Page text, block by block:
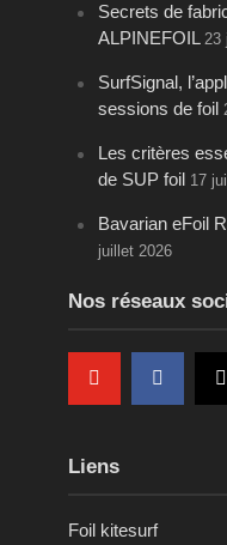
Secrets de
ALPINEFOIL 23
SurfSignal,
sessions de foil
Les critères
de SUP foil 17
Bavarian eFoil
juillet 2026
Nos réseaux
Liens
Foil kitesurf